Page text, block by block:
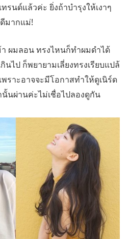
รนด์แล้วค่ะ ยิ่งถ้าบำรุงให้เงาๆ
มากแม่!
ผมลอน ทรงไหนก็ทำผมดำได้
นไป ก็พยายามเลี่ยงทรงเรียบแปล้
ราะอาจจะมีโอกาสทำให้ดูเนิร์ด
นผ่านค่ะไม่เชื่อไปลองดูกัน